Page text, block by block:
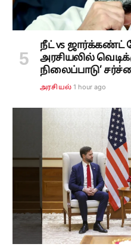
நீட் vs ஜார்க்கண்ட்
அரசியலில்
நிலைப்பாடு’
அரசியல் 1 hour ago